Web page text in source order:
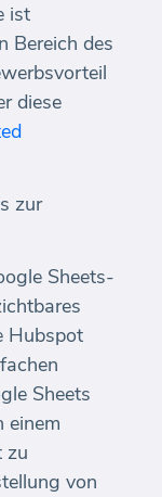
ist
Bereich des
diese
zur
Sheets-
Hubspot
Sheets
einem
zu
von